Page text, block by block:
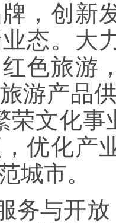
，创新
态。大
色旅游
旅游产
荣文化
优化产
城市。
务与开